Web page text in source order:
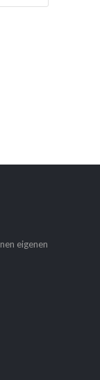
eigenen